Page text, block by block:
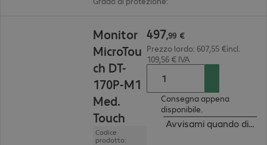
Monitor
MicroTou
ch DT-
170P-M1
Med.
Touch
Codice
prodotto:
497,99 €
Prezzo lordo: 607,55 €incl.
109,56 € IVA
Consegna appena
disponibile.
Avvisami quando